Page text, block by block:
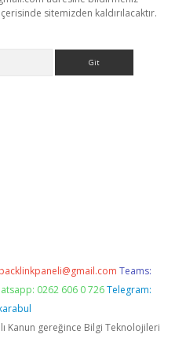
sitemizden kaldırılacaktır.
backlinkpaneli@gmail.com Teams:
0262 606 0 726 Telegram:
Kanun gereğince Bilgi Teknolojileri